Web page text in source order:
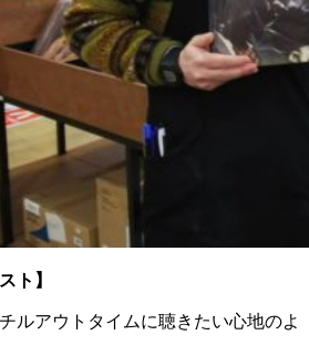
ト】
ルアウトタイムに聴きたい心地のよ